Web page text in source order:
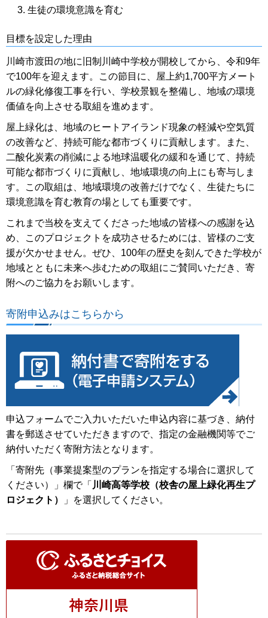
生徒の環境意識を育む
目標を設定した理由
川崎市渡田の地に旧制川崎中学校が開校してから、令和9年
で100年を迎えます。この節目に、屋上約1,700平方メート
ルの緑化修復工事を行い、学校景観を整備し、地域の環境
価値を向上させる取組を進めます。
屋上緑化は、地域のヒートアイランド現象の軽減や空気質
の改善など、持続可能な都市づくりに貢献します。また、
二酸化炭素の削減による地球温暖化の緩和を通じて、持続
可能な都市づくりに貢献し、地域環境の向上にも寄与しま
す。この取組は、地域環境の改善だけでなく、生徒たちに
環境意識を育む教育の場としても重要です。
これまで当校を支えてくださった地域の皆様への感謝を込
め、このプロジェクトを成功させるためには、皆様のご支
援が欠かせません。ぜひ、100年の歴史を刻んできた学校が
地域とともに未来へ歩むための取組にご賛同いただき、寄
附へのご協力をお願いします。
寄附申込みはこちらから
申込フォームでご入力いただいた申込内容に基づき、納付
書を郵送させていただきますので、指定の金融機関等でご
納付いただく寄附方法となります。
「寄附先（事業提案型のプランを指定する場合に選択して
ください）」欄で「 川崎高等学校（校舎の屋上緑化再生プ
ロジェクト）
」を選択してください。